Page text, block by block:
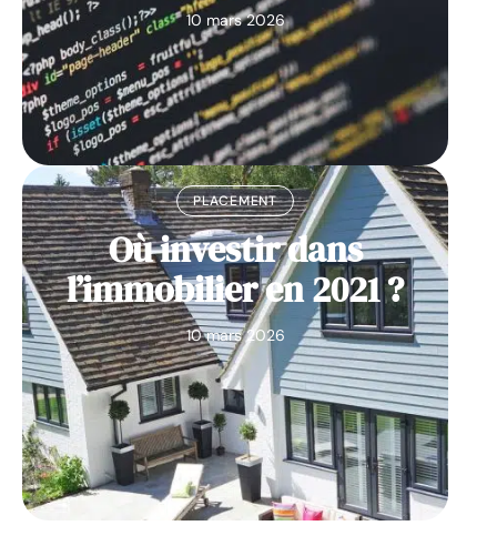
10 mars 2026
PLACEMENT
Où investir dans
l’immobilier en 2021 ?
10 mars 2026